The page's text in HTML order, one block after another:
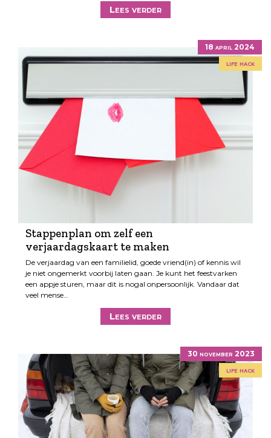
Lees verder
18 april 2024
life hack
Stappenplan om zelf een
verjaardagskaart te maken
De verjaardag van een familielid, goede vriend(in) of kennis wil
je niet ongemerkt voorbij laten gaan. Je kunt het feestvarken
een appje sturen, maar dit is nogal onpersoonlijk. Vandaar dat
veel mense…
Lees verder
30 november 2023
life hack